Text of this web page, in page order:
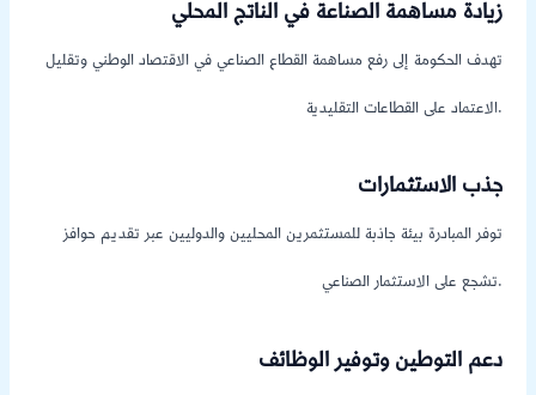
زيادة مساهمة الصناعة في الناتج المحلي
تهدف الحكومة إلى رفع مساهمة القطاع الصناعي في الاقتصاد الوطني وتقليل
الاعتماد على القطاعات التقليدية.
جذب الاستثمارات
توفر المبادرة بيئة جاذبة للمستثمرين المحليين والدوليين عبر تقديم حوافز
تشجع على الاستثمار الصناعي.
دعم التوطين وتوفير الوظائف